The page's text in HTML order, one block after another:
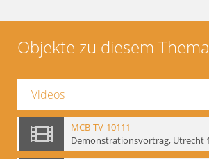
Objekte zu diesem Thema
Videos
MCB-TV-10111